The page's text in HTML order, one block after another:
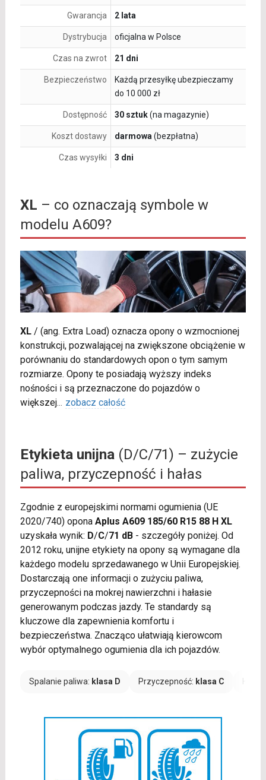
Gwarancja 2 lata
Dystrybucja oficjalna w Polsce
Czas na zwrot 21 dni
Bezpieczeństwo
Każdą przesyłkę ubezpieczamy
do 10 000 zł
Dostępność 30 sztuk(na magazynie)
Koszt dostawy darmowa (bezpłatna)
Czas wysyłki 3 dni
XL – co oznaczają symbole w
modelu A609?
XL/ (ang. Extra Load) oznacza opony o wzmocnionej
konstrukcji, pozwalającej na zwiększone obciążenie w
porównaniu do standardowych opon o tym samym
rozmiarze. Opony te posiadają wyższy indeks
nośności i są przeznaczone do pojazdów o
większej... zobacz całość
Etykieta unijna(D/C/71) – zużycie
paliwa, przyczepność i hałas
Zgodnie z europejskimi normami ogumienia (UE
2020/740) opona Aplus A609 185/60 R15 88 H XL
uzyskała wynik: D/C/71 dB- szczegóły poniżej. Od
2012 roku, unijne etykiety na opony są wymagane dla
każdego modelu sprzedawanego w Unii Europejskiej.
Dostarczają one informacji o zużyciu paliwa,
przyczepności na mokrej nawierzchni i hałasie
generowanym podczas jazdy. Te standardy są
kluczowe dla zapewnienia komfortu i
bezpieczeństwa. Znacząco ułatwiają kierowcom
wybór optymalnego ogumienia dla ich pojazdów.
Spalanie paliwa: klasa D Przyczepność: klasa C